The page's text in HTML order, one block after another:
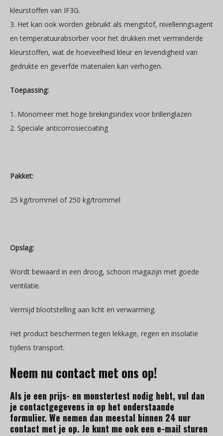
kleurstoffen van IF3G.
3. Het kan ook worden gebruikt als mengstof, nivelleringsagent
en temperatuurabsorber voor het drukken met verminderde
kleurstoffen, wat de hoeveelheid kleur en levendigheid van
gedrukte en geverfde materialen kan verhogen.
Toepassing:
1. Monomeer met hoge brekingsindex voor brillenglazen
2. Speciale anticorrosiecoating
Pakket:
25 kg/trommel of 250 kg/trommel
Opslag:
Wordt bewaard in een droog, schoon magazijn met goede
ventilatie.
Vermijd blootstelling aan licht en verwarming.
Het product beschermen tegen lekkage, regen en insolatie
tijdens transport.
Neem nu contact met ons op!
Als je een prijs- en monstertest nodig hebt, vul dan
je contactgegevens in op het onderstaande
formulier. We nemen dan meestal binnen 24 uur
contact met je op. Je kunt me ook een e-mail sturen